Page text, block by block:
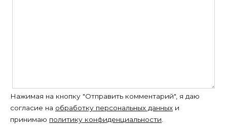
Нажимая на кнопку "Отправить комментарий", я даю
согласие на обработку персональных данных и
принимаю политику конфиденциальности.